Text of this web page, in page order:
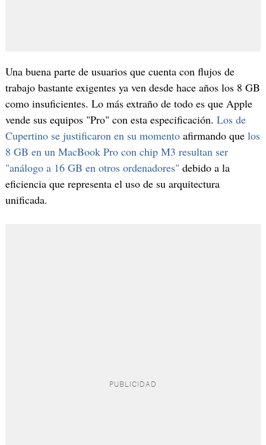
Una buena parte de usuarios que cuenta con flujos de
trabajo bastante exigentes ya ven desde hace años los 8 GB
como insuficientes. Lo más extraño de todo es que Apple
vende sus equipos "Pro" con esta especificación. Los de
Cupertino se justificaron en su momentoafirmando que los
8 GB en un MacBook Pro con chip M3 resultan ser
"análogo a 16 GB en otros ordenadores" debido a la
eficiencia que representa el uso de su arquitectura
unificada.